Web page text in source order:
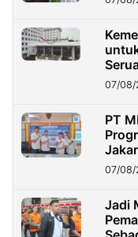
07/08/
PT
07/08/
Jadi